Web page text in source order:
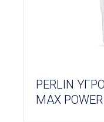
PERLIN
MAX